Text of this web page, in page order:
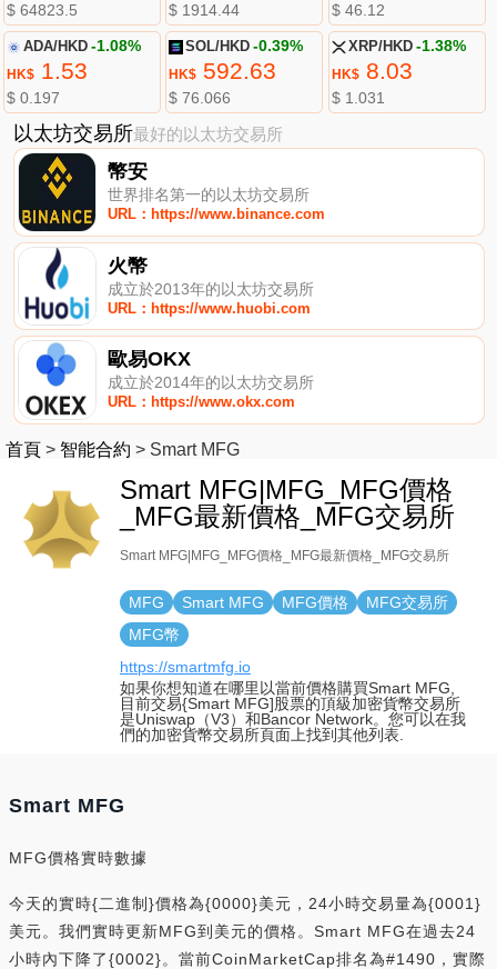
$ 64823.5 $ 1914.44 $ 46.12
ADA/HKD -1.08%
HK$1.53
$ 0.197
SOL/HKD -0.39%
HK$ 592.63
$ 76.066
XRP/HKD -1.38%
HK$8.03
$ 1.031
以太坊交易所最好的以太坊交易所
幣安
世界排名第一的以太坊交易所
URL：https://www.binance.com
火幣
成立於2013年的以太坊交易所
URL：https://www.huobi.com
歐易OKX
成立於2014年的以太坊交易所
URL：https://www.okx.com
首頁 > 智能合約 > Smart MFG
Smart MFG|MFG_MFG價格
_MFG最新價格_MFG交易所
Smart MFG|MFG_MFG價格_MFG最新價格_MFG交易所
MFG Smart MFG MFG價格
MFG交易所
MFG幣
https://smartmfg.io
如果你想知道在哪里以當前價格購買Smart MFG,
目前交易{Smart MFG]股票的頂級加密貨幣交易所
是Uniswap（V3）和Bancor Network。您可以在我
們的加密貨幣交易所頁面上找到其他列表.
Smart MFG
MFG價格實時數據
今天的實時{二進制}價格為{0000}美元，24小時交易量為{0001}
美元。我們實時更新MFG到美元的價格。Smart MFG在過去24
小時內下降了{0002}。當前CoinMarketCap排名為#1490，實際